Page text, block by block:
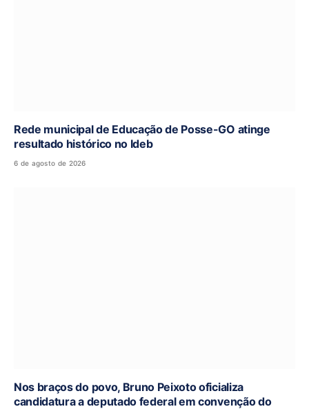
Rede municipal de Educação de Posse-GO atinge
resultado histórico no Ideb
6 de agosto de 2026
Nos braços do povo, Bruno Peixoto oficializa
candidatura a deputado federal em convenção do